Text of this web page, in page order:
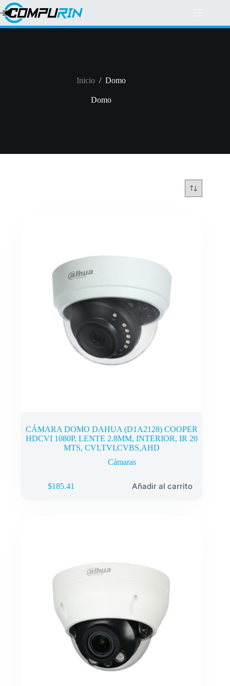
Saltar
al
contenido
Inicio / Domo
Domo
CÁMARA DOMO DAHUA (D1A2128) COOPER
HDCVI 1080P, LENTE 2.8MM, INTERIOR, IR 20
MTS, CVI,TVI,CVBS,AHD
Cámaras
$185.41 Añadir al carrito